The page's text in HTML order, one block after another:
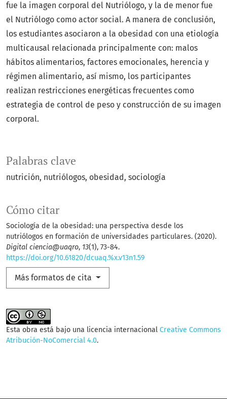
Palabras clave
nutrición, nutriólogos, obesidad, sociología
Cómo citar
Sociología de la obesidad: una perspectiva desde los
nutriólogos en formación de universidades particulares. (2020).
Digital ciencia@uaqro, 13(1), 73-84.
https://doi.org/10.61820/dcuaq.%x.v13n1.59
Más formatos de cita
fue la imagen corporal del Nutriólogo, y la de menor fue
el Nutriólogo como actor social. A manera de conclusión,
los estudiantes asociaron a la obesidad con una etiología
multicausal relacionada principalmente con: malos
hábitos alimentarios, factores emocionales, herencia y
régimen alimentario, así mismo, los participantes
realizan restricciones energéticas frecuentes como
estrategia de control de peso y construcción de su imagen
corporal.
Esta obra está bajo una licencia internacional Creative Commons
Atribución-NoComercial 4.0.